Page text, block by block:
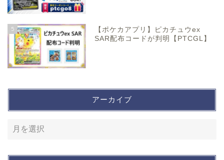
5
【ポケカアプリ】ピカチュウex
SAR配布コードが判明【PTCGL】
アーカイブ